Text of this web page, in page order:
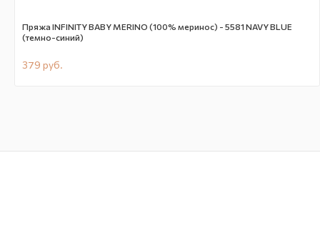
Пряжа INFINITY BABY MERINO (100% меринос) - 5581 NAVY BLUE
(темно-синий)
379 руб.